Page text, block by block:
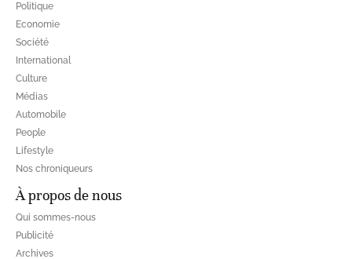
Politique
Economie
Société
International
Culture
Médias
Automobile
People
Lifestyle
Nos chroniqueurs
À propos de nous
Qui sommes-nous
Publicité
Archives